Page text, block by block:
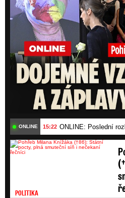
ONLINE 15:22 ONLINE: Poslední
POLITIKA